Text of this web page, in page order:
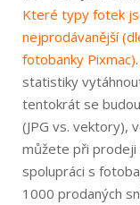
Které typy fotek
nejprodávanější
fotobanky Pixmac)
statistiky
tentokrát se
(JPG vs. vektory),
můžete při prodeji
spolupráci s
1000 prodaných